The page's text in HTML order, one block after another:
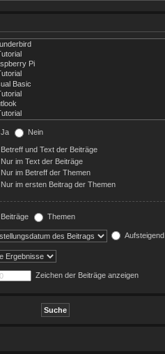
Ja Nein
Betreff und Text der Beiträge
Nur im Text der Beiträge
Nur im Betreff der Themen
Nur im ersten Beitrag der Themen
Beiträge Themen
Aufsteigend
Zeichen der Beiträge anzeigen